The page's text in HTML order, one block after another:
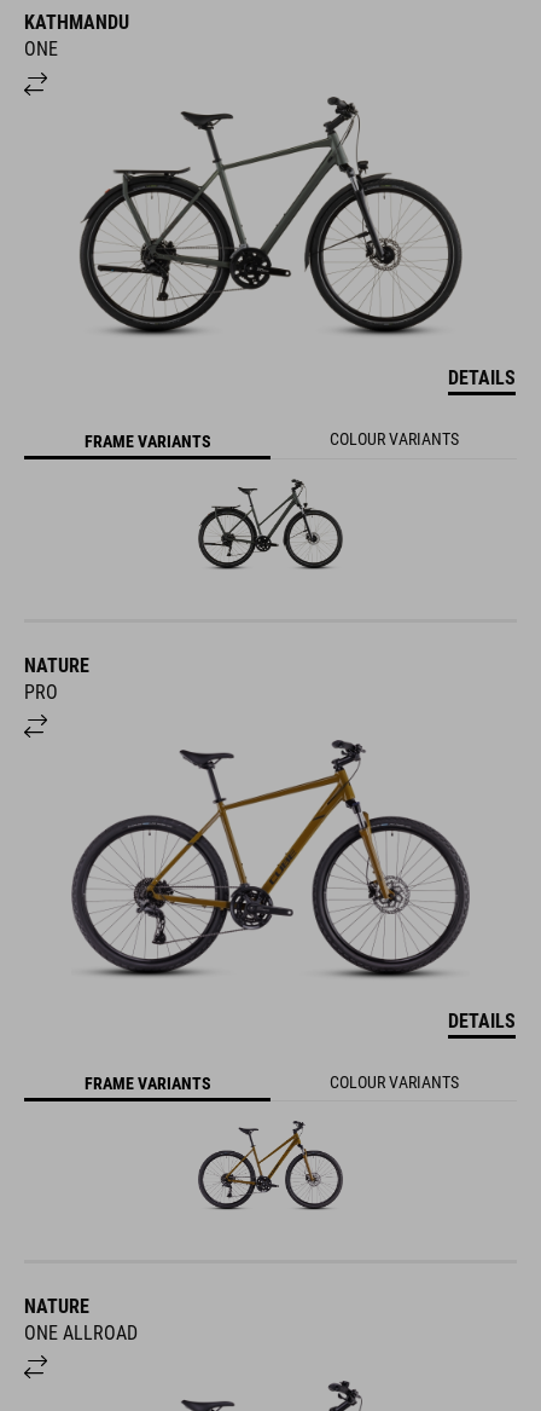
KATHMANDU
ONE
DETAILS
FRAME VARIANTS COLOUR VARIANTS
NATURE
PRO
DETAILS
FRAME VARIANTS COLOUR VARIANTS
NATURE
ONE ALLROAD